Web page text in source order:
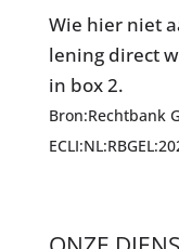
Wie hier niet
lening direct
in box 2.
Bron:Rechtbank